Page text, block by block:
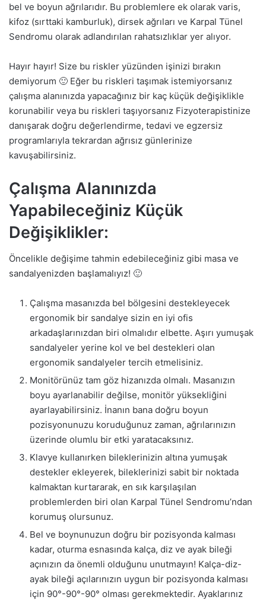
bel ve boyun ağrılarıdır. Bu problemlere ek olarak varis,
kifoz (sırttaki kamburluk), dirsek ağrıları ve Karpal Tünel
Sendromu olarak adlandırılan rahatsızlıklar yer alıyor.
Hayır hayır! Size bu riskler yüzünden işinizi bırakın
demiyorum 🙂 Eğer bu riskleri taşımak istemiyorsanız
çalışma alanınızda yapacağınız bir kaç küçük değişiklikle
korunabilir veya bu riskleri taşıyorsanız Fizyoterapistinize
danışarak doğru değerlendirme, tedavi ve egzersiz
programlarıyla tekrardan ağrısız günlerinize
kavuşabilirsiniz.
Çalışma Alanınızda
Yapabileceğiniz Küçük
Değişiklikler:
Öncelikle değişime tahmin edebileceğiniz gibi masa ve
sandalyenizden başlamalıyız! 🙂
Çalışma masanızda bel bölgesini destekleyecek
ergonomik bir sandalye sizin en iyi ofis
arkadaşlarınızdan biri olmalıdır elbette. Aşırı yumuşak
sandalyeler yerine kol ve bel destekleri olan
ergonomik sandalyeler tercih etmelisiniz.
Monitörünüz tam göz hizanızda olmalı. Masanızın
boyu ayarlanabilir değilse, monitör yüksekliğini
ayarlayabilirsiniz. İnanın bana doğru boyun
pozisyonunuzu koruduğunuz zaman, ağrılarınızın
üzerinde olumlu bir etki yaratacaksınız.
Klavye kullanırken bileklerinizin altına yumuşak
destekler ekleyerek, bileklerinizi sabit bir noktada
kalmaktan kurtararak, en sık karşılaşılan
problemlerden biri olan Karpal Tünel Sendromu’ndan
korumuş olursunuz.
Bel ve boynunuzun doğru bir pozisyonda kalması
kadar, oturma esnasında kalça, diz ve ayak bileği
açınızın da önemli olduğunu unutmayın! Kalça-diz-
ayak bileği açılarınızın uygun bir pozisyonda kalması
için 90°-90°-90° olması gerekmektedir. Ayaklarınız